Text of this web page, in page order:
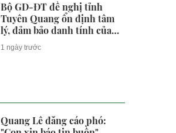
Bộ GD-ĐT đề nghị tỉnh
Tuyên Quang ổn định tâm
lý, đảm bảo danh tính của
328 thí sinh
1 ngày trước
Quang Lê đăng cáo phó: